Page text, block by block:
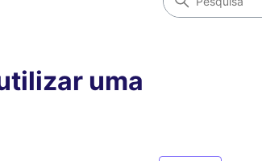
uma